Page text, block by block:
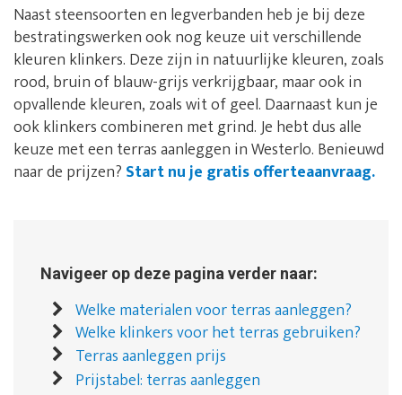
Naast steensoorten en legverbanden heb je bij deze
bestratingswerken ook nog keuze uit verschillende
kleuren klinkers. Deze zijn in natuurlijke kleuren, zoals
rood, bruin of blauw-grijs verkrijgbaar, maar ook in
opvallende kleuren, zoals wit of geel. Daarnaast kun je
ook klinkers combineren met grind. Je hebt dus alle
keuze met een terras aanleggen in Westerlo. Benieuwd
naar de prijzen? Start nu je gratis offerteaanvraag.
Navigeer op deze pagina verder naar:
Welke materialen voor terras aanleggen?
Welke klinkers voor het terras gebruiken?
Terras aanleggen prijs
Prijstabel: terras aanleggen